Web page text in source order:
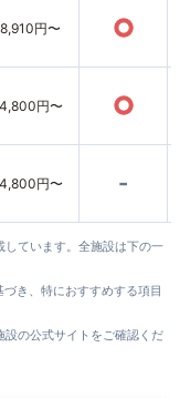
8,910円〜 ○
4,800円〜 ○
4,800円〜 -
ています。全施設は下の一
き、特におすすめする項目
の公式サイトをご確認くだ